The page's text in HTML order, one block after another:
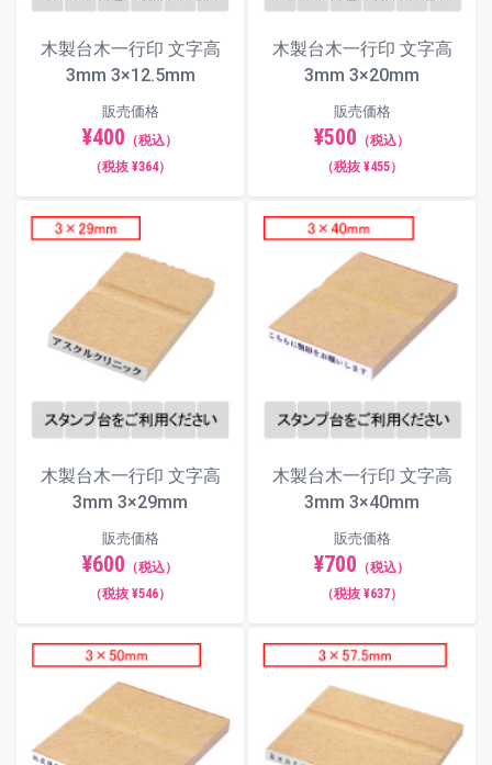
角ゴシック体
木製台木一行印 文字高
3mm 3×12.5mm
販売価格
¥400 （税込）
（税抜 ¥364）
木製台木一行印 文字高
3mm 3×20mm
販売価格
¥500 （税込）
（税抜 ¥455）
木製台木一行印 文字高
3mm 3×29mm
販売価格
¥600 （税込）
（税抜 ¥546）
木製台木一行印 文字高
3mm 3×40mm
販売価格
¥700 （税込）
（税抜 ¥637）